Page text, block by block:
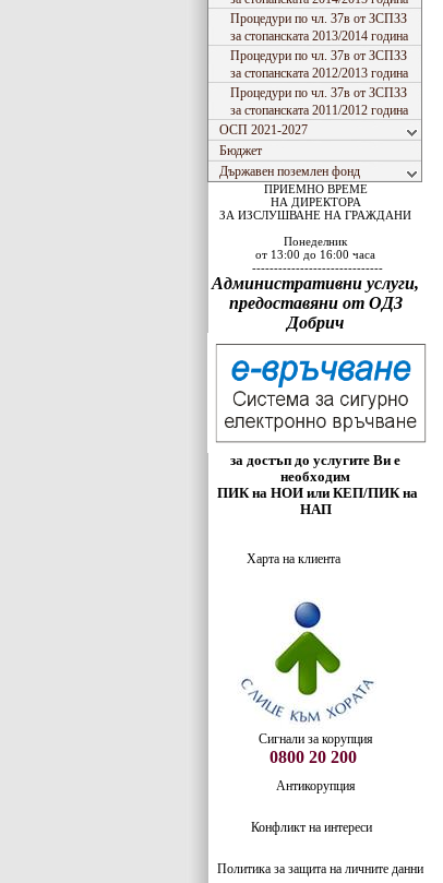
Процедури по чл. 37в от ЗСПЗЗ
за стопанската 2013/2014 година
Процедури по чл. 37в от ЗСПЗЗ
за стопанската 2012/2013 година
Процедури по чл. 37в от ЗСПЗЗ
за стопанската 2011/2012 година
ОСП 2021-2027
Бюджет
Държавен поземлен фонд
ПРИЕМНО ВРЕМЕ
НА ДИРЕКТОРА
ЗА ИЗСЛУШВАНЕ НА ГРАЖДАНИ
Понеделник
от 13:00 до 16:00 часа
------------------------------
Административни услуги,
предоставяни от ОДЗ
Добрич
за достъп до услугите Ви е
необходим
ПИК на НОИ или КЕП/ПИК на
НАП
Харта на клиента
Сигнали за корупция
0800 20 200
Антикорупция
Конфликт на интереси
Политика за защита на личните данни